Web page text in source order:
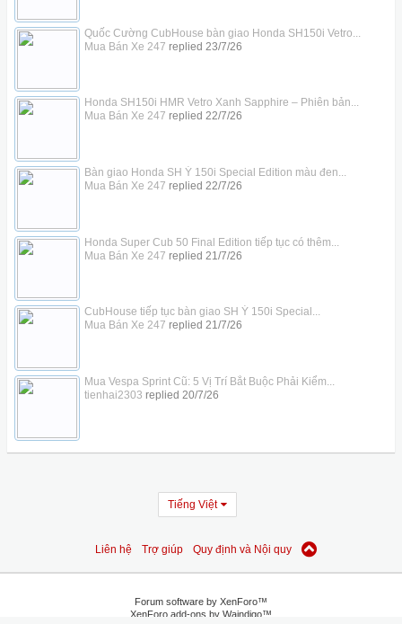
Quốc Cường CubHouse bàn giao Honda SH150i Vetro...
Mua Bán Xe 247 replied 23/7/26
Honda SH150i HMR Vetro Xanh Sapphire – Phiên bản...
Mua Bán Xe 247 replied 22/7/26
Bàn giao Honda SH Ý 150i Special Edition màu đen...
Mua Bán Xe 247 replied 22/7/26
Honda Super Cub 50 Final Edition tiếp tục có thêm...
Mua Bán Xe 247 replied 21/7/26
CubHouse tiếp tục bàn giao SH Ý 150i Special...
Mua Bán Xe 247 replied 21/7/26
Mua Vespa Sprint Cũ: 5 Vị Trí Bắt Buộc Phải Kiểm...
tienhai2303 replied 20/7/26
Tiếng Việt
Liên hệ Trợ giúp Quy định và Nội quy
Forum software by XenForo™
XenForo add-ons by Waindigo™